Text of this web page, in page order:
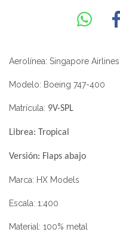
Aerolínea: Singapore Airlines
Modelo: Boeing 747-400
Matrícula: 9V-SPL
Librea: Tropical
Versión: Flaps abajo
Marca: HX Models
Escala: 1:400
Material: 100% metal